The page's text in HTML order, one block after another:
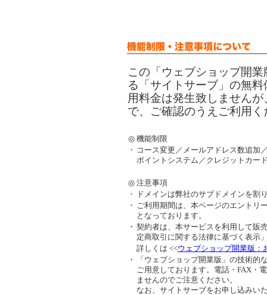
この「ウェブショップ開
る「サイトサーブ」の無
用料金は発生致しません
で、ご確認のうえご利用く
◎ 機能制限
・ コース変更／メールアドレス数追加
ポイントシステム／クレジットカー
◎ 注意事項
・
ドメインは弊社のサブドメインを割
・ ご利用期間は、本ページのエントリ
となっております。
・ 契約者は、本サービスを利用して販
定商取引に関する法律に基づく表示
詳しくは <<ウェブショップ開業版：
・
「ウェブショップ開業版」の技術
ご用意しております。電話・FAX・
ませんのでご注意ください。
なお、サイトサーブをお申し込みい